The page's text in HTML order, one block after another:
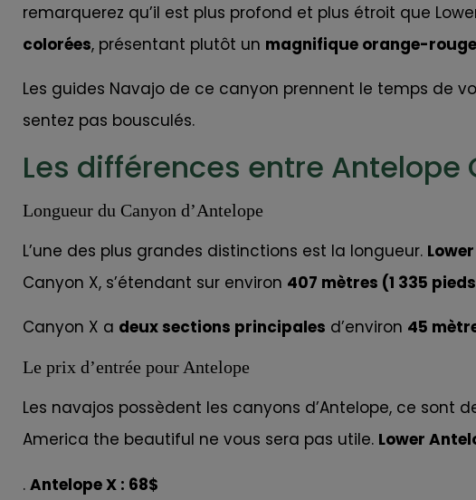
remarquerez qu’il est plus profond et plus étroit que
colorées, présentant plutôt un magnifique orange-
Les guides Navajo de ce canyon prennent le temps de
sentez pas bousculés.
Les différences entre Antelope
Longueur du Canyon d’Antelope
L’une des plus grandes distinctions est la longueur.
Canyon X, s’étendant sur environ 407 mètres (1 335
Canyon X a deux sections principales d’environ 45
Le prix d’entrée pour Antelope
Les navajos possèdent les canyons d’Antelope, ce sont
America the beautiful ne vous sera pas utile. Lower
. Antelope X : 68$